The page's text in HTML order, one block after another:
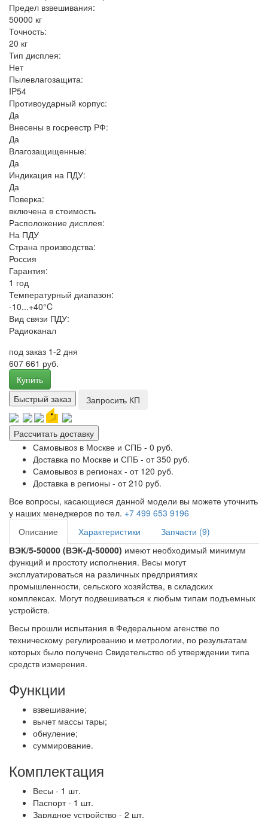
Предел взвешивания:
50000 кг
Точность:
20 кг
Тип дисплея:
Нет
Пылевлагозащита:
IP54
Противоударный корпус:
Да
Внесены в госреестр РФ:
Да
Влагозащищенные:
Да
Индикация на ПДУ:
Да
Поверка:
включена в стоимость
Расположение дисплея:
На ПДУ
Страна производства:
Россия
Гарантия:
1 год
Температурный диапазон:
-10...+40°C
Вид связи ПДУ:
Радиоканал
под заказ 1-2 дня
607 661 руб.
Купить
Быстрый заказ
Запросить КП
Рассчитать доставку
Самовывоз в Москве и СПБ - 0 руб.
Доставка по Москве и СПБ - от 350 руб.
Самовывоз в регионах - от 120 руб.
Доставка в регионы - от 210 руб.
Все вопросы, касающиеся данной модели вы можете уточнить
у наших менеджеров по тел. +7 499 653 9196
Описание
Характеристики
Запчасти (9)
ВЭК/5-50000 (ВЭК-Д-50000) имеют необходимый минимум
функций и простоту исполнения. Весы могут
эксплуатироваться на различных предприятиях
промышленности, сельского хозяйства, в складских
комплексах. Могут подвешиваться к любым типам подъемных
устройств.
Весы прошли испытания в Федеральном агенстве по
техническому регулированию и метрологии, по результатам
которых было получено Свидетельство об утверждении типа
средств измерения.
Функции
взвешивание;
вычет массы тары;
обнуление;
суммирование.
Комплектация
Весы - 1 шт.
Паспорт - 1 шт.
Зарядное устройство - 2 шт.